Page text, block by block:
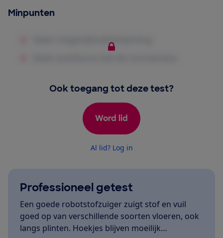
Minpunten
Ook toegang tot deze test?
Word lid
Al lid? Log in
Professioneel getest
Een goede robotstofzuiger zuigt stof en vuil
goed op van verschillende soorten vloeren, ook
langs plinten. Hoekjes blijven moeilijk…